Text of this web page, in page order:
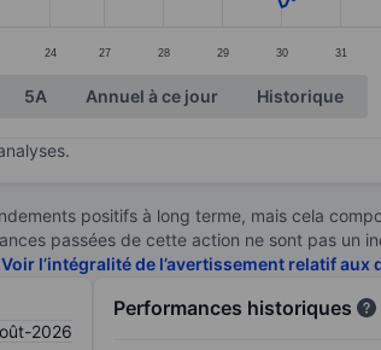
24 27 28 29 30 31
5A Annuel à ce jour Historique
positifs à long terme, mais cela
passées de cette action ne sont pas un
Voir l’intégralité de l’avertissement relatif aux
2026
Performances historiques